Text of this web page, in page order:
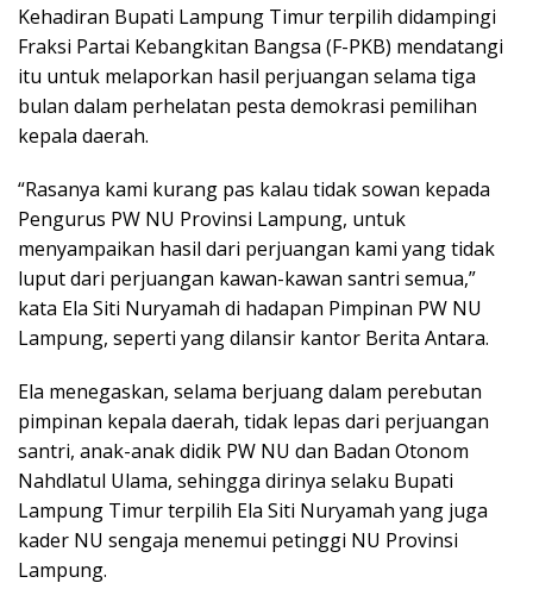
Kehadiran Bupati Lampung Timur terpilih didampingi
Fraksi Partai Kebangkitan Bangsa (F-PKB) mendatangi
itu untuk melaporkan hasil perjuangan selama tiga
bulan dalam perhelatan pesta demokrasi pemilihan
kepala daerah.
“Rasanya kami kurang pas kalau tidak sowan kepada
Pengurus PW NU Provinsi Lampung, untuk
menyampaikan hasil dari perjuangan kami yang tidak
luput dari perjuangan kawan-kawan santri semua,”
kata Ela Siti Nuryamah di hadapan Pimpinan PW NU
Lampung, seperti yang dilansir kantor Berita Antara.
Ela menegaskan, selama berjuang dalam perebutan
pimpinan kepala daerah, tidak lepas dari perjuangan
santri, anak-anak didik PW NU dan Badan Otonom
Nahdlatul Ulama, sehingga dirinya selaku Bupati
Lampung Timur terpilih Ela Siti Nuryamah yang juga
kader NU sengaja menemui petinggi NU Provinsi
Lampung.